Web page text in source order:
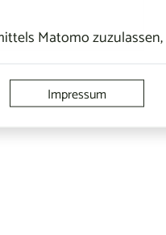
Matomo
Impressum